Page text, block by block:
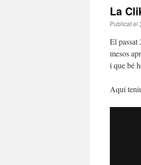
La
Publicat el
El passat
mesos
i que bé
Aquí